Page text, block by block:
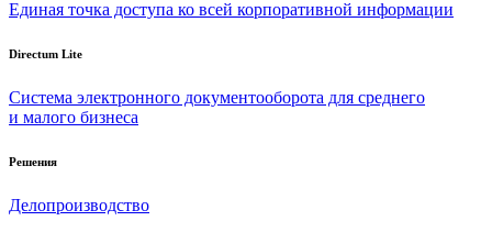
Единая точка доступа ко всей корпоративной информации
Directum Lite
Система электронного документооборота для среднего
и малого бизнеса
Решения
Делопроизводство